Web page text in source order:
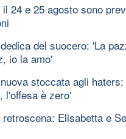
24 e 25 agosto sono
del suocero: 'La
io la amo'
stoccata agli
l'offesa è zero'
Elisabetta e